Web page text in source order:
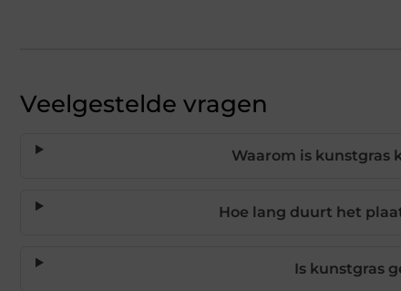
Veelgestelde vragen
Waarom is kunstgras
Hoe lang duurt het
Is kunstgras